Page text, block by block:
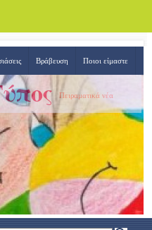
Βράβευση Ποιοι είμαστε
Πειραματικά νέα